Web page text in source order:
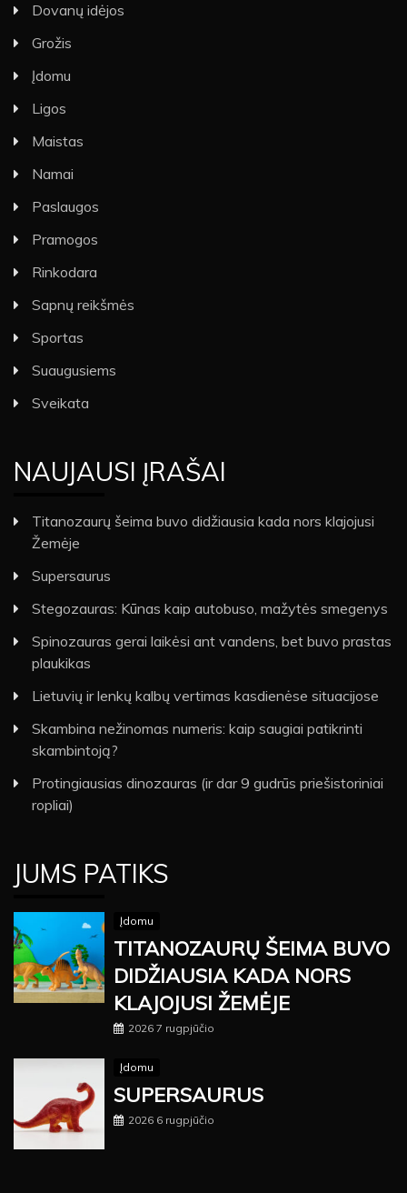
Dovanų idėjos
Grožis
Įdomu
Ligos
Maistas
Namai
Paslaugos
Pramogos
Rinkodara
Sapnų reikšmės
Sportas
Suaugusiems
Sveikata
NAUJAUSI ĮRAŠAI
Titanozaurų šeima buvo didžiausia kada nors klajojusi
Žemėje
Supersaurus
Stegozauras: Kūnas kaip autobuso, mažytės smegenys
Spinozauras gerai laikėsi ant vandens, bet buvo prastas
plaukikas
Lietuvių ir lenkų kalbų vertimas kasdienėse situacijose
Skambina nežinomas numeris: kaip saugiai patikrinti
skambintoją?
Protingiausias dinozauras (ir dar 9 gudrūs priešistoriniai
ropliai)
JUMS PATIKS
Įdomu
TITANOZAURŲ ŠEIMA BUVO
DIDŽIAUSIA KADA NORS
KLAJOJUSI ŽEMĖJE
2026 7 rugpjūčio
Įdomu
SUPERSAURUS
2026 6 rugpjūčio